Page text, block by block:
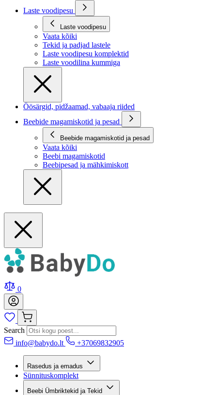
Laste voodipesu
Laste voodipesu
Vaata kõiki
Tekid ja padjad lastele
Laste voodipesu komplektid
Laste voodilina kummiga
Öösärgid, pidžaamad, vabaaja riided
Beebide magamiskotid ja pesad
Beebide magamiskotid ja pesad
Vaata kõiki
Beebi magamiskotid
Beebipesad ja mähkimiskott
0
Search
info@babydo.lt
+37069832905
Rasedus ja emadus
Sünnituskomplekt
Beebi Ümbriktekid ja Tekid